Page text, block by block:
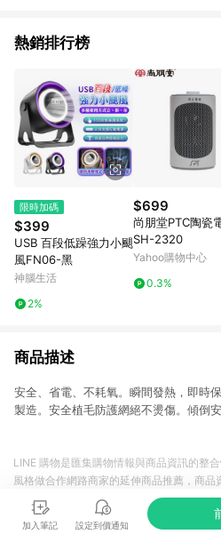
熱銷排行榜
限時加碼
$399
USB 百段低躁強力小颶
風FN06-黑
神腦生活
2%
$699
尚朋堂PTC陶瓷
SH-2320
Yahoo購物中心
0.3%
商品描述
安全、省電、不耗氧。瞬間發熱，即時
製造。安全植毛防護網絕不燙傷。傾倒
加入筆記 設定到價通知
LINE 購物是匯集購物情報與商品資訊的整
風格做合作網路商家的延伸商品推薦，商
商品至各合作網路商家，確認現售價與購
準。